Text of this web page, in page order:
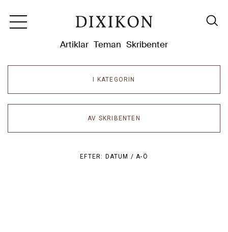
Artiklar Teman Skribenter
I KATEGORIN
AV SKRIBENTEN
EFTER: DATUM /A-Ö